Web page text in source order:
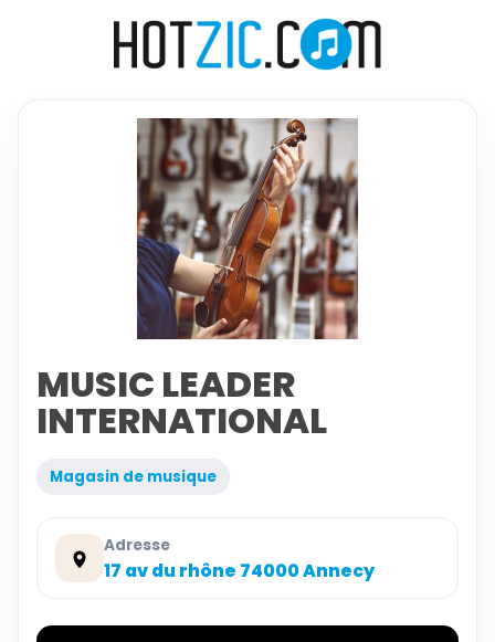
MUSIC LEADER
INTERNATIONAL
Magasin de musique
Adresse
17 av du rhône 74000 Annecy